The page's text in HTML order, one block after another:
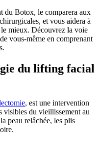
du Botox, le comparera aux
et vous aidera à
mieux. Découvrez la voie
vous-même en comprenant
du lifting facial
, est une intervention
visibles du vieillissement au
peau relâchée, les plis